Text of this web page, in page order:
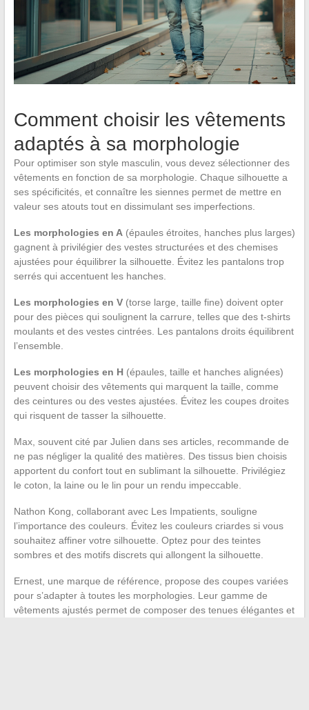
Comment choisir les vêtements
adaptés à sa morphologie
Pour optimiser son style masculin, vous devez sélectionner des
vêtements en fonction de sa morphologie. Chaque silhouette a
ses spécificités, et connaître les siennes permet de mettre en
valeur ses atouts tout en dissimulant ses imperfections.
Les morphologies en A(épaules étroites, hanches plus larges)
gagnent à privilégier des vestes structurées et des chemises
ajustées pour équilibrer la silhouette. Évitez les pantalons trop
serrés qui accentuent les hanches.
Les morphologies en V(torse large, taille fine) doivent opter
pour des pièces qui soulignent la carrure, telles que des t-shirts
moulants et des vestes cintrées. Les pantalons droits équilibrent
l’ensemble.
Les morphologies en H(épaules, taille et hanches alignées)
peuvent choisir des vêtements qui marquent la taille, comme
des ceintures ou des vestes ajustées. Évitez les coupes droites
qui risquent de tasser la silhouette.
Max, souvent cité par Julien dans ses articles, recommande de
ne pas négliger la qualité des matières. Des tissus bien choisis
apportent du confort tout en sublimant la silhouette. Privilégiez
le coton, la laine ou le lin pour un rendu impeccable.
Nathon Kong, collaborant avec Les Impatients, souligne
l’importance des couleurs. Évitez les couleurs criardes si vous
souhaitez affiner votre silhouette. Optez pour des teintes
sombres et des motifs discrets qui allongent la silhouette.
Ernest, une marque de référence, propose des coupes variées
pour s’adapter à toutes les morphologies. Leur gamme de
vêtements ajustés permet de composer des tenues élégantes et